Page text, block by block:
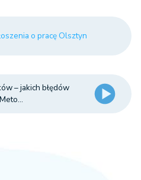
o pracę Olsztyn
– jakich błędów